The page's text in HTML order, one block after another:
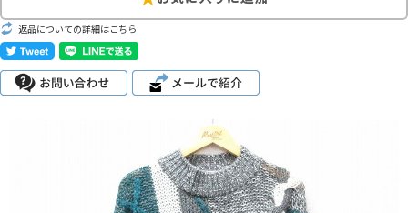
Search by Particularこだわりから探す
サイズから探す（メンズ）
XS S M L
返品についての詳細はこちら